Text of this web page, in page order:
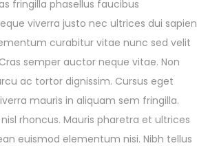
fringilla phasellus faucibus
viverra justo nec ultrices dui sapien
curabitur vitae nunc sed velit
semper auctor neque vitae. Non
ac tortor dignissim. Cursus eget
mauris in aliquam sem fringilla.
rhoncus. Mauris pharetra et ultrices
euismod elementum nisi. Nibh tellus